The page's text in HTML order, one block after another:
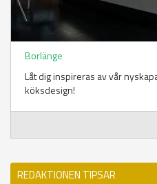
Borlänge
Låt dig inspireras av vår
köksdesign!
REDAKTIONEN TIPSAR